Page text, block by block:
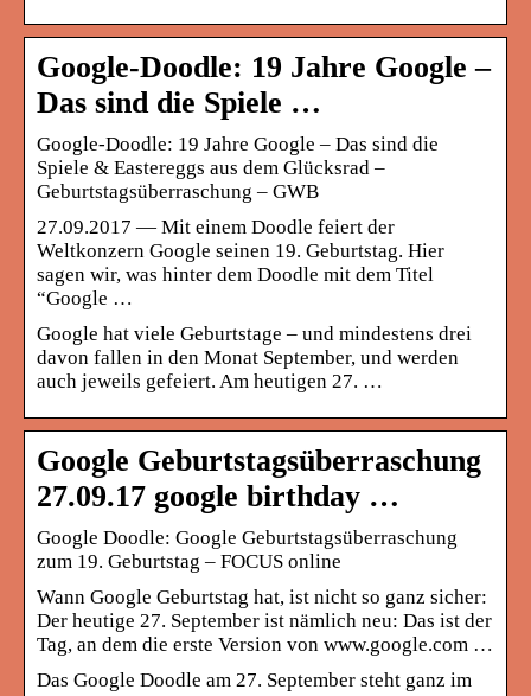
Google-Doodle: 19 Jahre Google –
Das sind die Spiele …
Google-Doodle: 19 Jahre Google – Das sind die
Spiele & Eastereggs aus dem Glücksrad –
Geburtstagsüberraschung – GWB
27.09.2017 — Mit einem Doodle feiert der
Weltkonzern Google seinen 19. Geburtstag. Hier
sagen wir, was hinter dem Doodle mit dem Titel
“Google …
Google hat viele Geburtstage – und mindestens drei
davon fallen in den Monat September, und werden
auch jeweils gefeiert. Am heutigen 27. …
Google Geburtstagsüberraschung
27.09.17 google birthday …
Google Doodle: Google Geburtstagsüberraschung
zum 19. Geburtstag – FOCUS online
Wann Google Geburtstag hat, ist nicht so ganz sicher:
Der heutige 27. September ist nämlich neu: Das ist der
Tag, an dem die erste Version von www.google.com …
Das Google Doodle am 27. September steht ganz im